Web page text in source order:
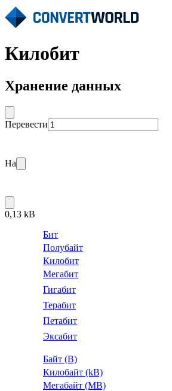
Килобит
Хранение данных
Перевести
На
0,13 kB
Бит
Полубайт
Килобит
Мегабит
Гигабит
Терабит
Петабит
Эксабит
Байт (B)
Килобайт (kB)
Мегабайт (MB)